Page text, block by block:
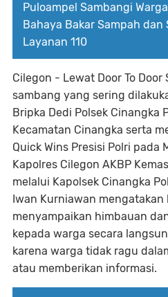
Puloampel Sambangi
Bahaya Bakar Sampah dan
Layanan 110
Cilegon - Lewat Door To Door
sambang yang sering
Bripka Dedi Polsek Cinangka
Kecamatan Cinangka serta
Quick Wins Presisi Polri
Kapolres Cilegon AKBP
melalui Kapolsek Cinangka
Iwan Kurniawan mengatakan
menyampaikan himbauan
kepada warga secara
karena warga tidak ragu
atau memberikan informasi.